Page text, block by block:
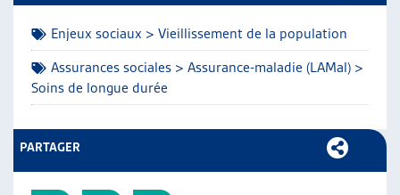
L’ASSOCIATION
PROJETS ET ACTIVITÉS
JOURNÉES D’AUTOMNE
Enjeux sociaux > Vieillissement de la population
Assurances sociales > Assurance-maladie (LAMal) >
Soins de longue durée
PARTAGER